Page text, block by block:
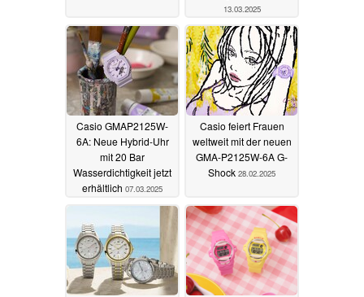
13.03.2025
Casio GMAP2125W-
6A: Neue Hybrid-Uhr
mit 20 Bar
Wasserdichtigkeit jetzt
erhältlich 07.03.2025
Casio feiert Frauen
weltweit mit der neuen
GMA-P2125W-6A G-
Shock 28.02.2025